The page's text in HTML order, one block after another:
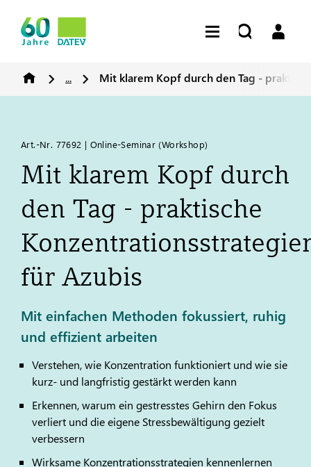
... Mit klarem Kopf durch den Tag -
Art.-Nr. 77692 | Online-Seminar (Workshop)
Mit klarem Kopf durch
den Tag - praktische
für Azubis
Mit einfachen Methoden fokussiert, ruhig
und effizient arbeiten
Verstehen, wie Konzentration funktioniert und wie sie
kurz- und langfristig gestärkt werden kann
Erkennen, warum ein gestresstes Gehirn den Fokus
verliert und die eigene Stressbewältigung gezielt
verbessern
Wirksame Konzentrationsstrategien kennenlernen